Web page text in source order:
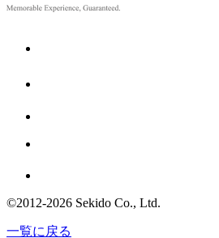
©2012-2026 Sekido Co., Ltd.
一覧に戻る